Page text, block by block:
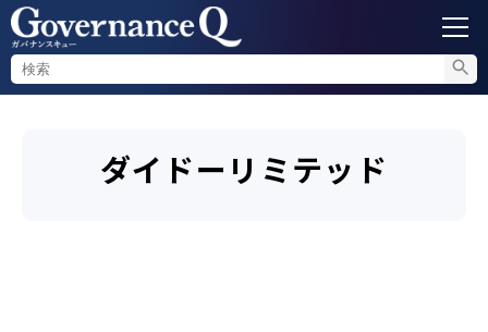
内部通報
ダイドーリミテッド